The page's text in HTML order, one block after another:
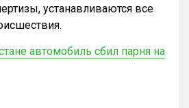
устанавливаются все
автомобиль сбил парня на